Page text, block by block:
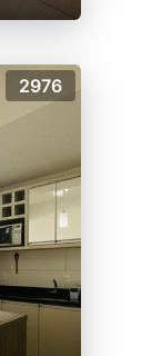
2976